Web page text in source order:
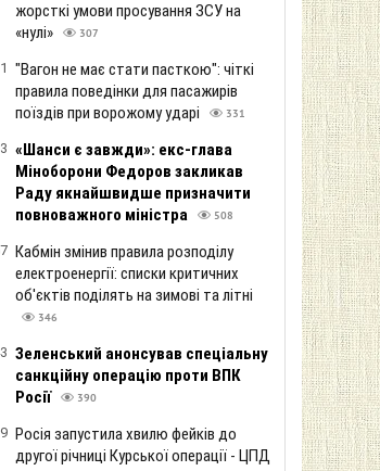
жорсткі умови просування ЗСУ на
«нулі»
307
"Вагон не має стати пасткою": чіткі
правила поведінки для пасажирів
поїздів при ворожому ударі
331
«Шанси є завжди»: екс-глава
Міноборони Федоров закликав
Раду якнайшвидше призначити
повноважного міністра
508
Кабмін змінив правила розподілу
електроенергії: списки критичних
об'єктів поділять на зимові та літні
346
Зеленський анонсував спеціальну
санкційну операцію проти ВПК
Росії
390
Росія запустила хвилю фейків до
другої річниці Курської операції - ЦПД